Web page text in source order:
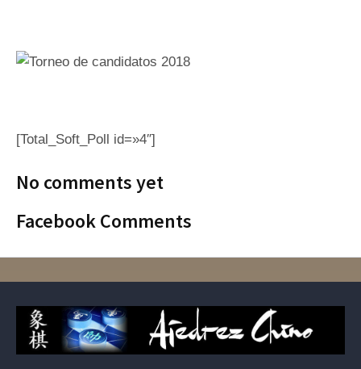
[Total_Soft_Poll id=»4″]
No comments yet
Facebook Comments